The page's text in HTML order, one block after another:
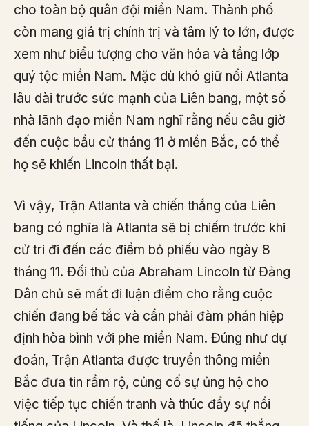
cho toàn bộ quân đội miền Nam. Thành phố
còn mang giá trị chính trị và tâm lý to lớn, được
xem như biểu tượng cho văn hóa và tầng lớp
quý tộc miền Nam. Mặc dù khó giữ nổi Atlanta
lâu dài trước sức mạnh của Liên bang, một số
nhà lãnh đạo miền Nam nghĩ rằng nếu câu giờ
đến cuộc bầu cử tháng 11 ở miền Bắc, có thể
họ sẽ khiến Lincoln thất bại.
Vì vậy, Trận Atlanta và chiến thắng của Liên
bang có nghĩa là Atlanta sẽ bị chiếm trước khi
cử tri đi đến các điểm bỏ phiếu vào ngày 8
tháng 11. Đối thủ của Abraham Lincoln từ Đảng
Dân chủ sẽ mất đi luận điểm cho rằng cuộc
chiến đang bế tắc và cần phải đàm phán hiệp
định hòa bình với phe miền Nam. Đúng như dự
đoán, Trận Atlanta được truyền thông miền
Bắc đưa tin rầm rộ, củng cố sự ủng hộ cho
việc tiếp tục chiến tranh và thúc đẩy sự nổi